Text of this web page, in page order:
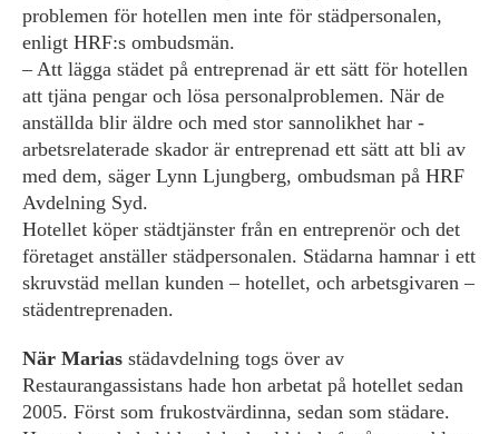
problemen för hotellen men inte för städpersonalen,
enligt HRF:s ombudsmän.
– Att lägga städet på entreprenad är ett sätt för hotellen
att tjäna pengar och lösa personalproblemen. När de
anställda blir äldre och med stor sannolikhet har ­
arbetsrelaterade skador är entreprenad ett sätt att bli av
med dem, säger Lynn Ljungberg, ombudsman på HRF
Avdelning Syd.
Hotellet köper städtjänster från en ­entreprenör och det
företaget anställer ­städpersonalen. Städarna hamnar i ett
skruvstäd mellan kunden – hotellet, och arbetsgivaren –
städentreprenaden.
När Marias städavdelning togs över av
Restaurangassistans hade hon arbetat på hotellet sedan
2005. Först som frukost­värdinna, sedan som städare.